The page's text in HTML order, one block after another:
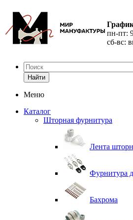
пн-пт:
сб-вс:
Найти
Меню
Каталог
Шторная фурнитура
Лента
Фурнитура
Бахрома